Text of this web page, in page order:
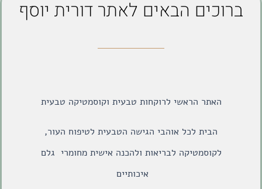
ברוכים הבאים לאתר דורית יוסף
האתר הראשי לרוקחות טבעית וקוסמטיקה טבעית
הבית לכל אוהבי הגישה הטבעית לטיפוח העור,
לקוסמטיקה לבריאות ולהכנה אישית מחומרי גלם
איכותיים